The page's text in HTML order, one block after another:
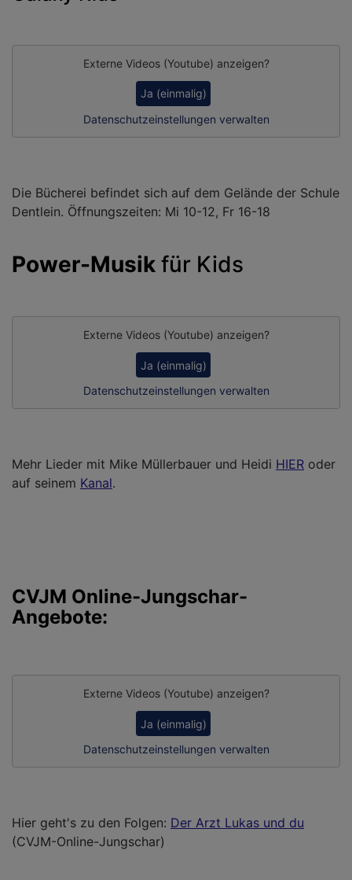
Externe Videos (Youtube) anzeigen?
Ja (einmalig)
Datenschutzeinstellungen verwalten
Die Bücherei befindet sich auf dem Gelände der Schule
Dentlein. Öffnungszeiten: Mi 10-12, Fr 16-18
Power-Musik für Kids
Externe Videos (Youtube) anzeigen?
Ja (einmalig)
Datenschutzeinstellungen verwalten
Mehr Lieder mit Mike Müllerbauer und Heidi HIER oder
auf seinem Kanal.
CVJM Online-Jungschar-
Angebote:
Externe Videos (Youtube) anzeigen?
Ja (einmalig)
Datenschutzeinstellungen verwalten
Hier geht's zu den Folgen: Der Arzt Lukas und du
(CVJM-Online-Jungschar)